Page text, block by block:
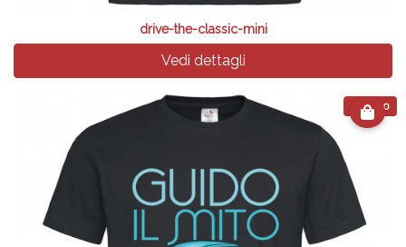
drive-the-classic-mini
Vedi dettagli
€ 24.90